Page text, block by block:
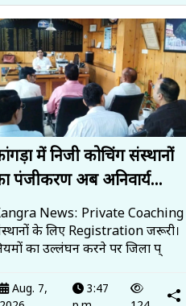
में निजी कोचिंग संस्थानों
पंजीकरण अब अनिवार्य...
News: Private Coaching
के लिए Registration जरूरी।
का उल्लंघन करने पर जिला प्
Aug. 7,
3:47